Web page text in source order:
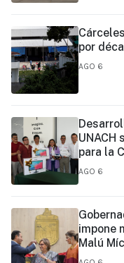
por
AGO 6
UNACH
para la
AGO 6
impone
Malú